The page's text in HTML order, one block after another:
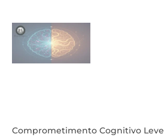
Comprometimento Cognitivo Leve